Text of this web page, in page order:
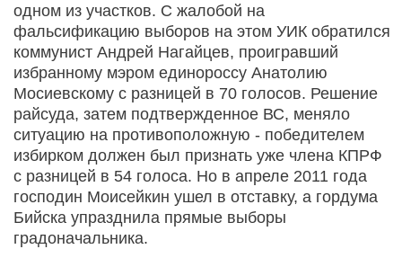
одном из участков. С жалобой на
фальсификацию выборов на этом УИК обратился
коммунист Андрей Нагайцев, проигравший
избранному мэром единороссу Анатолию
Мосиевскому с разницей в 70 голосов. Решение
райсуда, затем подтвержденное ВС, меняло
ситуацию на противоположную - победителем
избирком должен был признать уже члена КПРФ
с разницей в 54 голоса. Но в апреле 2011 года
господин Моисейкин ушел в отставку, а гордума
Бийска упразднила прямые выборы
градоначальника.